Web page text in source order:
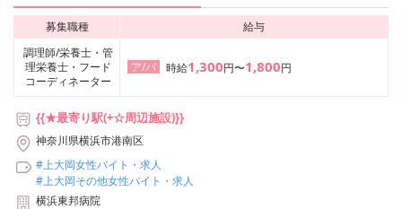
募集職種
給与
調理師/栄養士・管
理栄養士・フード
コーディネーター
ア/パ 時給1,300円〜1,800円
{{★最寄り駅(+☆周辺施設)}}
神奈川県横浜市港南区
#上大岡女性バイト・求人
#上大岡その他女性バイト・求人
横浜東邦病院